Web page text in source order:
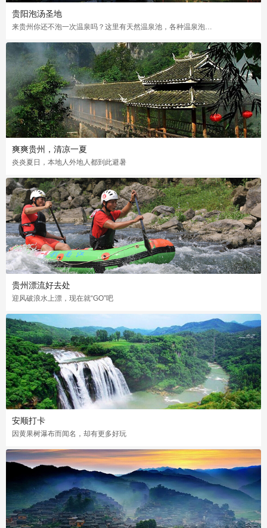
贵阳泡汤圣地
来贵州你还不泡一次温泉吗？这里有天然温泉池，各种温泉泡法让你的皮肤不再干痒
爽爽贵州，清凉一夏
炎炎夏日，本地人外地人都到此避暑
贵州漂流好去处
迎风破浪水上漂，现在就“GO”吧
安顺打卡
因黄果树瀑布而闻名，却有更多好玩